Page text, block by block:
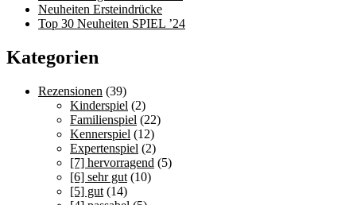
Neuheiten Ersteindrücke
Top 30 Neuheiten SPIEL ’24
Kategorien
Rezensionen (39)
Kinderspiel (2)
Familienspiel (22)
Kennerspiel (12)
Expertenspiel (2)
[7] hervorragend (5)
[6] sehr gut (10)
[5] gut (14)